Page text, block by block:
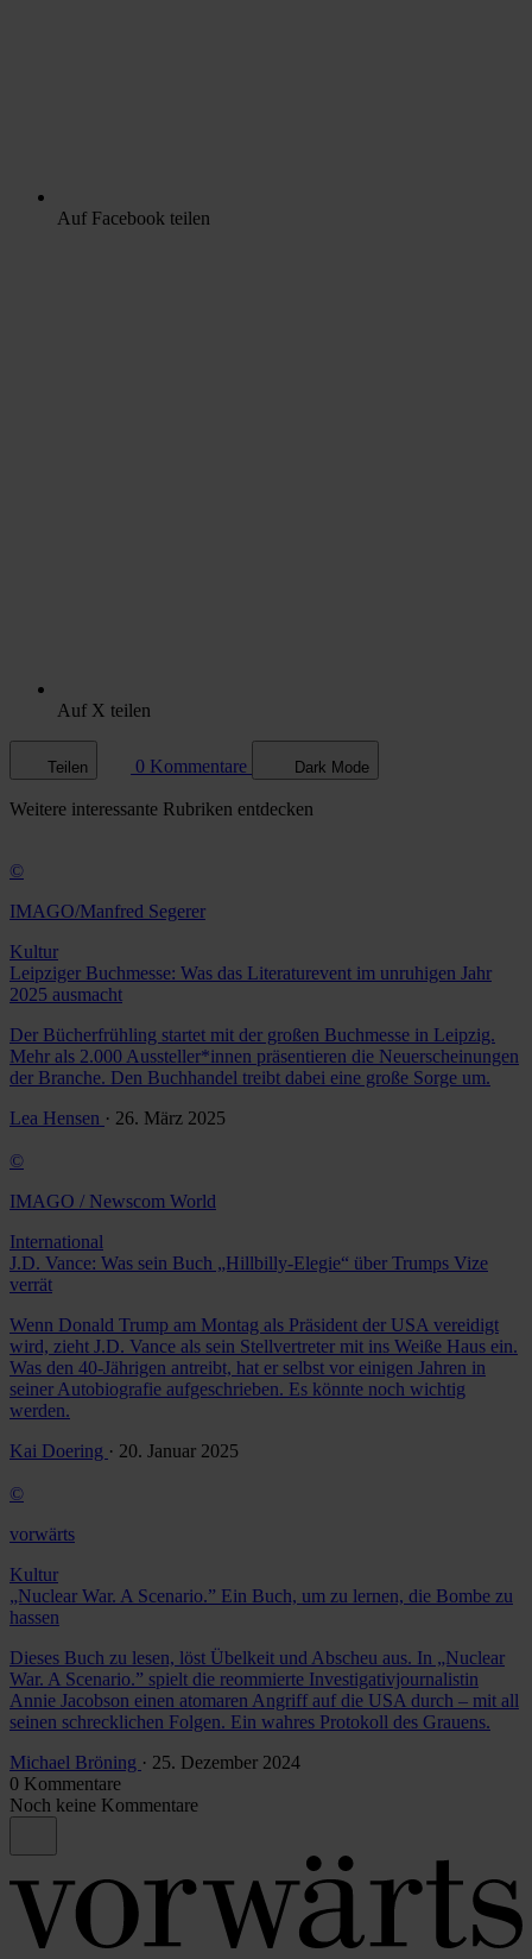
Auf Facebook teilen
Auf X teilen
Teilen 0 Kommentare Dark Mode
Weitere interessante Rubriken entdecken
©
IMAGO/Manfred Segerer
Kultur
Leipziger Buchmesse: Was das Literaturevent im unruhigen Jahr
2025 ausmacht
Der Bücherfrühling startet mit der großen Buchmesse in Leipzig.
Mehr als 2.000 Aussteller*innen präsentieren die Neuerscheinungen
der Branche. Den Buchhandel treibt dabei eine große Sorge um.
Lea Hensen · 26. März 2025
©
IMAGO / Newscom World
International
J.D. Vance: Was sein Buch „Hillbilly-Elegie“ über Trumps Vize
verrät
Wenn Donald Trump am Montag als Präsident der USA vereidigt
wird, zieht J.D. Vance als sein Stellvertreter mit ins Weiße Haus ein.
Was den 40-Jährigen antreibt, hat er selbst vor einigen Jahren in
seiner Autobiografie aufgeschrieben. Es könnte noch wichtig
werden.
Kai Doering · 20. Januar 2025
©
vorwärts
Kultur
„Nuclear War. A Scenario.” Ein Buch, um zu lernen, die Bombe zu
hassen
Dieses Buch zu lesen, löst Übelkeit und Abscheu aus. In „Nuclear
War. A Scenario.” spielt die reommierte Investigativjournalistin
Annie Jacobson einen atomaren Angriff auf die USA durch – mit all
seinen schrecklichen Folgen. Ein wahres Protokoll des Grauens.
Michael Bröning · 25. Dezember 2024
0 Kommentare
Noch keine Kommentare